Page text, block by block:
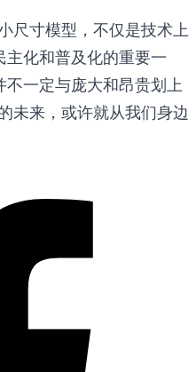
尺寸模型，不仅是技术上
化和普及化的重要一
一定与庞大和昂贵划上
未来，或许就从我们身边